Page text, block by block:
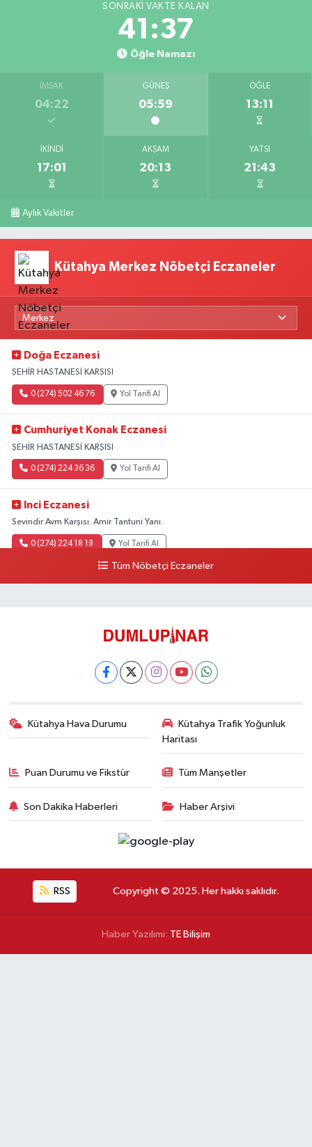
SONRAKI VAKTE KALAN
41:36
Öğle Namazı
İMSAK
04:22
GÜNEŞ
05:59
ÖĞLE
13:11
İKINDI
17:01
AKŞAM
20:13
YATSI
21:43
Aylık Vakitler
Kütahya Merkez Nöbetçi Eczaneler
Doğa Eczanesi
ŞEHİR HASTANESİ KARŞISI
0 (274) 502 46 76 Yol Tarifi Al
Cumhuriyet Konak Eczanesi
ŞEHİR HASTANESİ KARŞISI
0 (274) 224 36 36 Yol Tarifi Al
Inci Eczanesi
Sevindir Avm Karşısı. Amir Tantuni Yanı.
0 (274) 224 18 18 Yol Tarifi Al
Tüm Nöbetçi Eczaneler
Kütahya Hava Durumu
Kütahya Trafik Yoğunluk
Haritası
Puan Durumu ve Fikstür Tüm Manşetler
Son Dakika Haberleri Haber Arşivi
RSS Copyright © 2025. Her hakkı saklıdır.
Haber Yazılımı: TE Bilişim